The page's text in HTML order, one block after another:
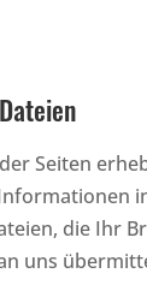
Seiten
die Ihr
uns